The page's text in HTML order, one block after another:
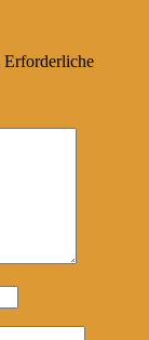
Erforderliche